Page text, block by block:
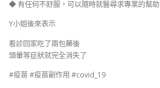
◆ 有任何不舒服，可以隨時就醫尋求專業的幫助
Y小姐後來表示
看診回家吃了兩包藥後
頭暈等症狀就完全消失了
#疫苗 #疫苗副作用 #covid_19